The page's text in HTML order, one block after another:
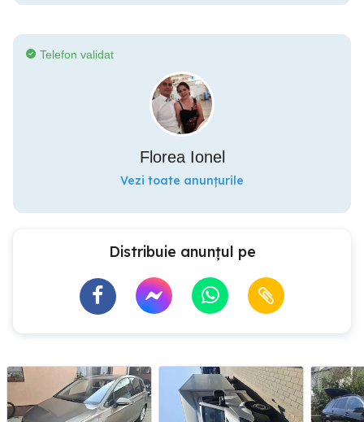
Telefon validat
Florea Ionel
Vezi toate anunțurile
Distribuie anunțul pe